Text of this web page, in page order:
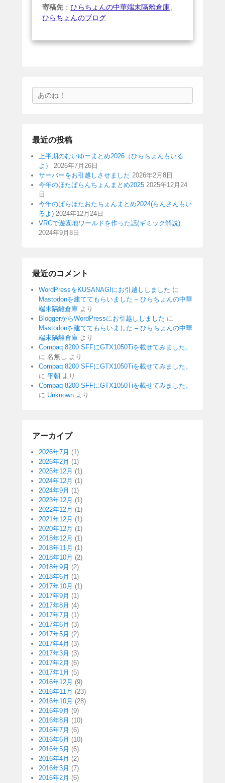
寄稿先 ：ひらちょんの中華端末隔離倉庫、
ひらちょんのブログ
索
最近の投稿
上半期のむいゆーまとめ2026（ひらちょんもいる
よ）
2026年7月26日
サーバーをお引越しさせました 2026年2月8日
今年のほたぱらんちょんまとめ2025 2025年12月24
日
今年のぱらほたおたちょんまとめ2024(らんさんもい
るよ) 2024年12月24日
VRCで遊園地ワールドを作った話(ギミック解説)
2024年9月8日
最近のコメント
WordPressをKUSANAGIにお引越ししました に
Mastodonを建ててもらいました – ひらちょんの中華
端末隔離倉庫 より
BloggerからWordPressにお引越ししました に
Mastodonを建ててもらいました – ひらちょんの中華
端末隔離倉庫 より
Compaq 8200 SFFにGTX1050Tiを載せてみました。
に 名無し より
Compaq 8200 SFFにGTX1050Tiを載せてみました。
に 平朝 より
Compaq 8200 SFFにGTX1050Tiを載せてみました。
に Unknown より
アーカイブ
2026年7月 (1)
2026年2月 (1)
2025年12月 (1)
2024年12月 (1)
2024年9月 (1)
2023年12月 (1)
2022年12月 (1)
2021年12月 (1)
2020年12月 (1)
2018年12月 (1)
2018年11月 (1)
2018年10月 (2)
2018年9月 (2)
2018年6月 (1)
2017年10月 (1)
2017年9月 (1)
2017年8月 (4)
2017年7月 (1)
2017年6月 (3)
2017年5月 (2)
2017年4月 (3)
2017年3月 (3)
2017年2月 (6)
2017年1月 (5)
2016年12月 (9)
2016年11月 (23)
2016年10月 (28)
2016年9月 (9)
2016年8月 (10)
2016年7月 (6)
2016年6月 (10)
2016年5月 (6)
2016年4月 (2)
2016年3月 (7)
2016年2月 (6)